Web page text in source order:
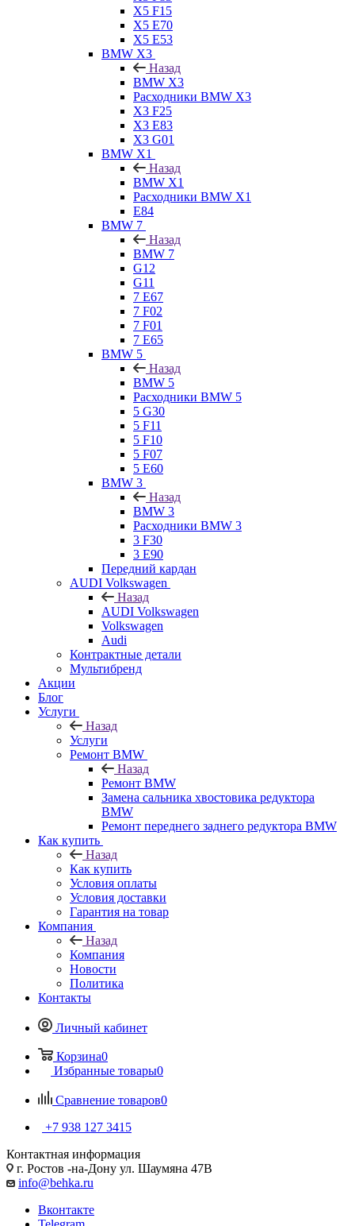
X5 F15
X5 E70
X5 E53
BMW X3
Назад
BMW X3
Расходники BMW X3
X3 F25
X3 E83
X3 G01
BMW X1
Назад
BMW X1
Расходники BMW X1
E84
BMW 7
Назад
BMW 7
G12
G11
7 Е67
7 F02
7 F01
7 E65
BMW 5
Назад
BMW 5
Расходники BMW 5
5 G30
5 F11
5 F10
5 F07
5 E60
BMW 3
Назад
BMW 3
Расходники BMW 3
3 F30
3 E90
Передний кардан
AUDI Volkswagen
Назад
AUDI Volkswagen
Volkswagen
Audi
Контрактные детали
Мультибренд
Акции
Блог
Услуги
Назад
Услуги
Ремонт BMW
Назад
Ремонт BMW
Замена сальника хвостовика редуктора
BMW
Ремонт переднего заднего редуктора BMW
Как купить
Назад
Как купить
Условия оплаты
Условия доставки
Гарантия на товар
Компания
Назад
Компания
Новости
Политика
Контакты
Личный кабинет
Корзина0
Избранные товары0
Сравнение товаров0
+7 938 127 3415
Контактная информация
г. Ростов -на-Дону ул. Шаумяна 47В
info@behka.ru
Вконтакте